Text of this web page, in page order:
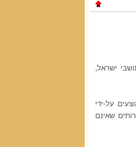
ישראל,
על-ידי
שאינם